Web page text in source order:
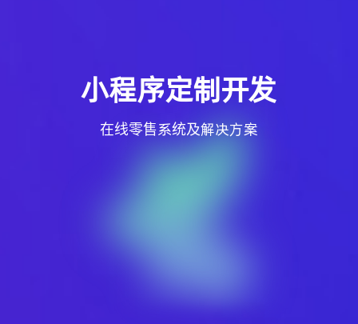
小程序定制开发
在线零售系统及解决方案